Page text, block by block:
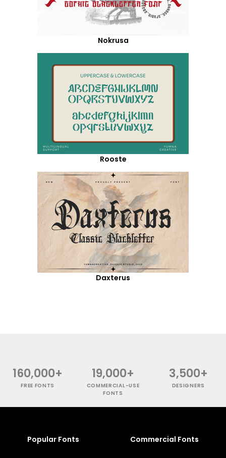
Nokrusa
Rooste
Daxterus
160,000+
FREE FONTS
19,000+
COMMERCIAL-USE
FONTS
3,500+
DESIGNERS
Popular Fonts Commercial Fonts